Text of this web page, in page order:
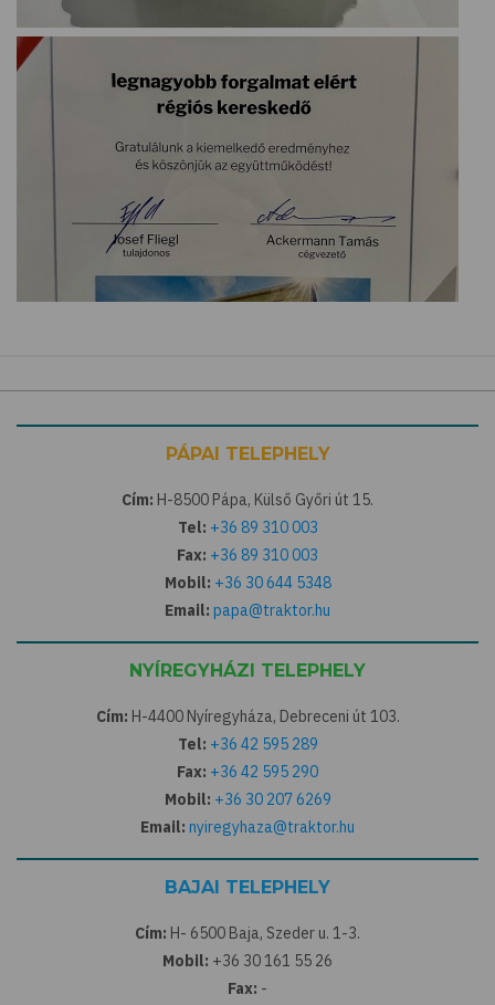
PÁPAI TELEPHELY
Cím: H-8500 Pápa, Külső Győri út 15.
Tel: +36 89 310 003
Fax: +36 89 310 003
Mobil: +36 30 644 5348
Email: papa@traktor.hu
NYÍREGYHÁZI TELEPHELY
Cím: H-4400 Nyíregyháza, Debreceni út 103.
Tel: +36 42 595 289
Fax: +36 42 595 290
Mobil: +36 30 207 6269
Email: nyiregyhaza@traktor.hu
BAJAI TELEPHELY
Cím: H- 6500 Baja, Szeder u. 1-3.
Mobil: +36 30 161 55 26
Fax: -